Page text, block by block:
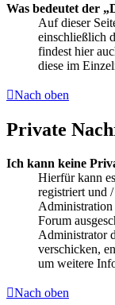
Was bedeutet der
Auf dieser
einschließlich
findest hier
diese im
Nach oben
Private
Ich kann keine
Hierfür kann
registriert und
Administration
Forum
Administrator
verschicken,
um weitere
Nach oben